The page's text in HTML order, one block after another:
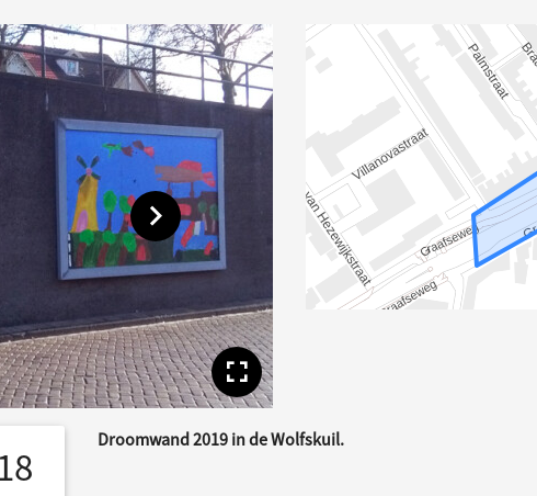
Toon volgende afbeelding
Toon volledige
Droomwand 2019 in de Wolfskuil.